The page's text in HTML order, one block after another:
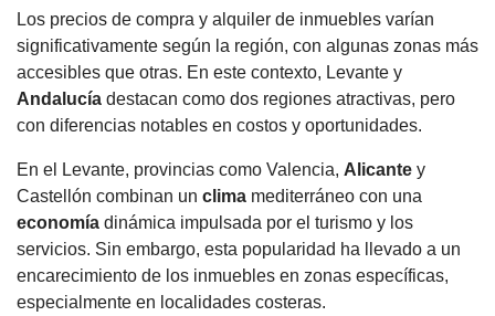
Los precios de compra y alquiler de inmuebles varían
significativamente según la región, con algunas zonas más
accesibles que otras. En este contexto, Levante y
Andalucía destacan como dos regiones atractivas, pero
con diferencias notables en costos y oportunidades.
En el Levante, provincias como Valencia, Alicante y
Castellón combinan un clima mediterráneo con una
economía dinámica impulsada por el turismo y los
servicios. Sin embargo, esta popularidad ha llevado a un
encarecimiento de los inmuebles en zonas específicas,
especialmente en localidades costeras.